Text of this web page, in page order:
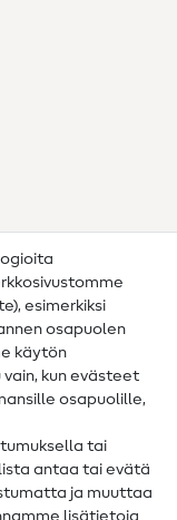
esimerkiksi
osapuolen
käytön
kun evästeet
osapuolille,
tai
antaa tai evätä
ja muuttaa
lisätietoja